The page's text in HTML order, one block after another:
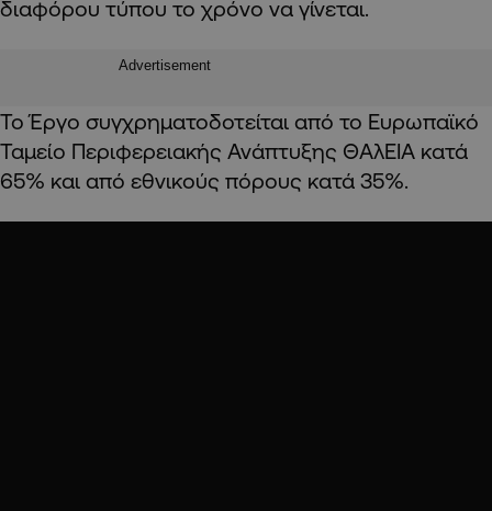
διαφόρου τύπου το χρόνο να γίνεται.
Advertisement
Το Έργο συγχρηματοδοτείται από το Ευρωπαϊκό
Ταμείο Περιφερειακής Ανάπτυξης ΘAλΕΙΑ κατά
65% και από εθνικούς πόρους κατά 35%.